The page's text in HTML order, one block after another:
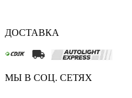
ДОСТАВКА
МЫ В СОЦ. СЕТЯХ